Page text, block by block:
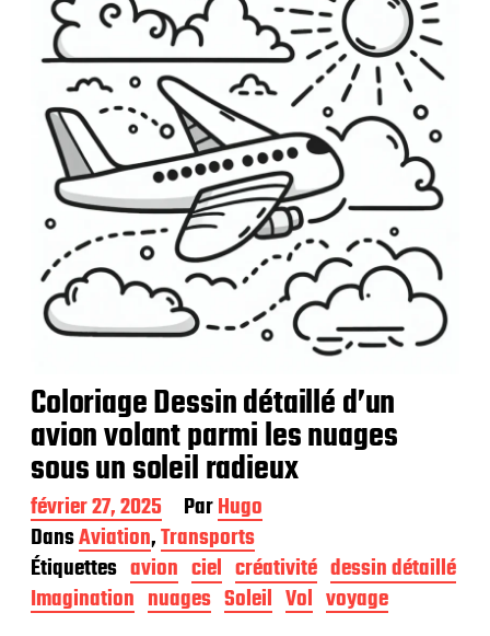
Coloriage Dessin détaillé d’un
avion volant parmi les nuages
sous un soleil radieux
D
a
t
e
d
e
février 27, 2025 ParHugo
DansAviation,Transports
Étiquettes avion ciel créativité dessin détaillé
Imagination nuages Soleil Vol voyage